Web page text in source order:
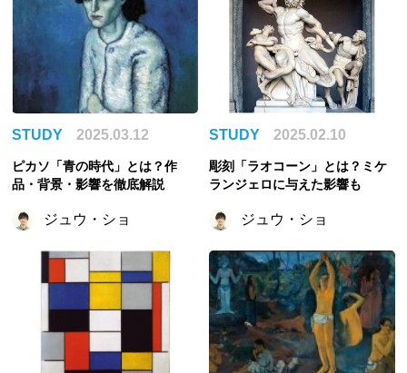
STUDY 2025.03.12
ピカソ「青の時代」とは？作
品・背景・影響を徹底解説
ジュウ・ショ
STUDY 2025.02.10
彫刻「ラオコーン」とは？ミケ
ランジェロに与えた影響も
ジュウ・ショ